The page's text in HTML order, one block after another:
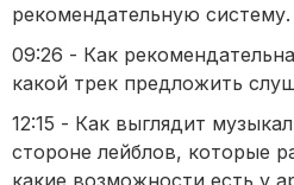
рекомендательную систему.
09:26 - Как
какой трек предложить
12:15 - Как выглядит
стороне лейблов, которые